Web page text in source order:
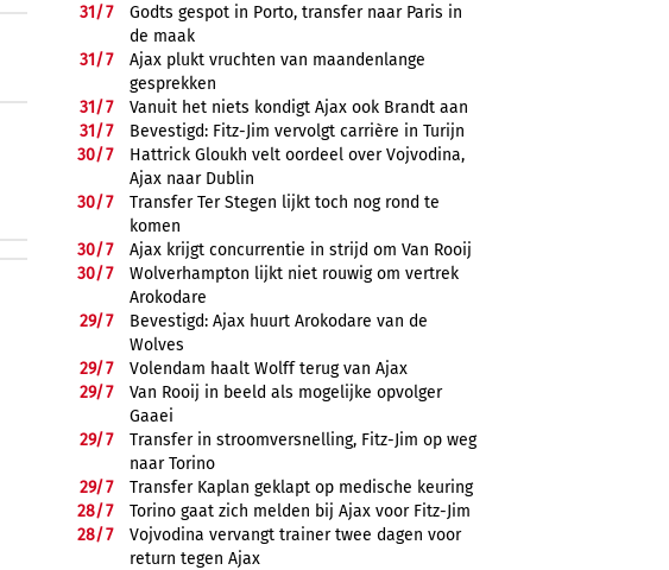
31/7
Godts gespot in Porto, transfer naar Paris in
de maak
31/7
Ajax plukt vruchten van maandenlange
gesprekken
31/7
Vanuit het niets kondigt Ajax ook Brandt aan
31/7
Bevestigd: Fitz-Jim vervolgt carrière in Turijn
30/7
Hattrick Gloukh velt oordeel over Vojvodina,
Ajax naar Dublin
30/7
Transfer Ter Stegen lijkt toch nog rond te
komen
30/7
Ajax krijgt concurrentie in strijd om Van Rooij
30/7
Wolverhampton lijkt niet rouwig om vertrek
Arokodare
29/7
Bevestigd: Ajax huurt Arokodare van de
Wolves
29/7
Volendam haalt Wolff terug van Ajax
29/7
Van Rooij in beeld als mogelijke opvolger
Gaaei
29/7
Transfer in stroomversnelling, Fitz-Jim op weg
naar Torino
29/7
Transfer Kaplan geklapt op medische keuring
28/7
Torino gaat zich melden bij Ajax voor Fitz-Jim
28/7
Vojvodina vervangt trainer twee dagen voor
return tegen Ajax